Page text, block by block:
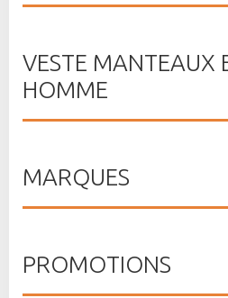
VESTE MANTEAUX
HOMME
MARQUES
PROMOTIONS